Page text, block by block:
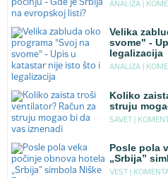
ANALIZA |
Velika
svome" -
legalizacija
ANALIZA |
Koliko
struju
SAVET |
Posle pola
„Srbija”
VEST |